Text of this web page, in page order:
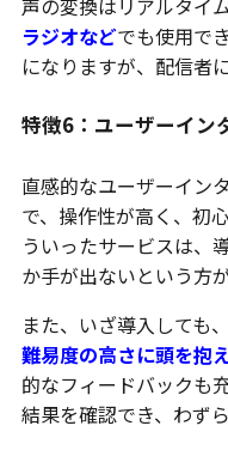
声の変換はリアルタイ
ラジオなどでも使用で
になりますが、配信者
特徴6：ユーザーイン
直感的なユーザーイン
で、操作性が高く、初
ういったサービスは、
か手が出ないという方
また、いざ導入しても、
難易度の高さに頭を抱
的なフィードバックも
結果を確認でき、わず